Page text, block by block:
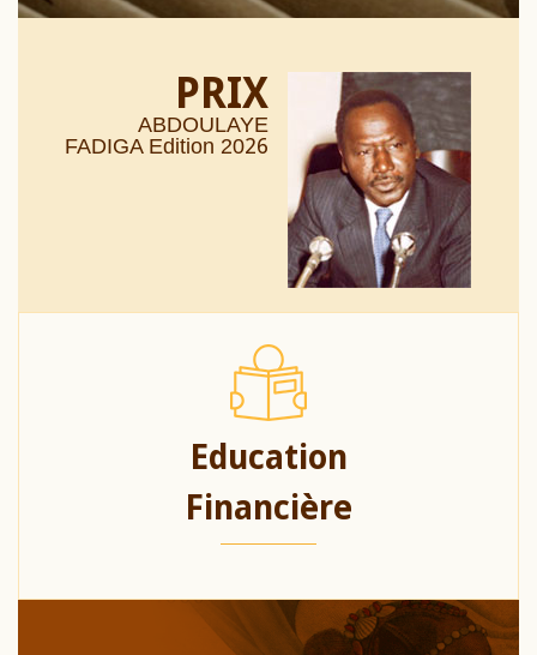
PRIX
ABDOULAYE
FADIGA Edition 2026
Education
Financière